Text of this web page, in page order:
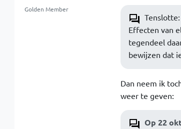
Golden Member
Tenslotte:
Effecten van
tegendeel
bewijzen dat
Dan neem ik
weer te geven:
Op 22